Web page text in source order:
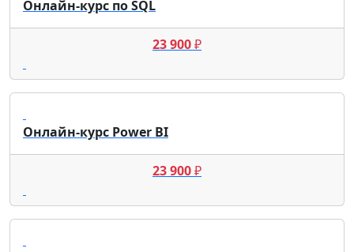
Онлайн-курс по SQL
23 900₽
Онлайн-курс Power BI
23 900₽